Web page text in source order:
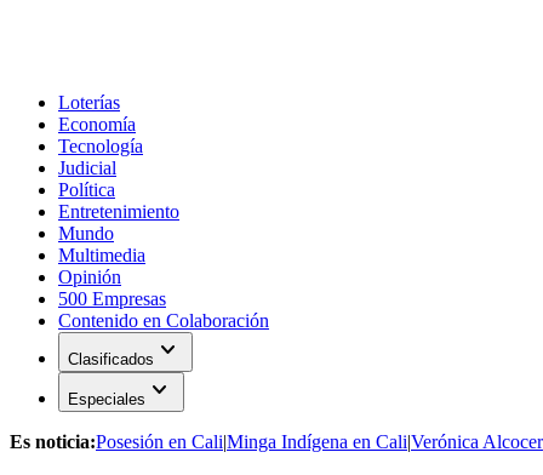
Loterías
Economía
Tecnología
Judicial
Política
Entretenimiento
Mundo
Multimedia
Opinión
500 Empresas
Contenido en Colaboración
Clasificados expand_more
Especiales expand_more
Es noticia:Posesión en Cali|Minga Indígena en Cali|Verónica Alcocer